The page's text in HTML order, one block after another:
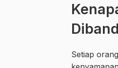
Setiap